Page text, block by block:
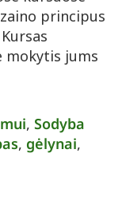
principus
mokytis jums
, Sodyba
, gėlynai,